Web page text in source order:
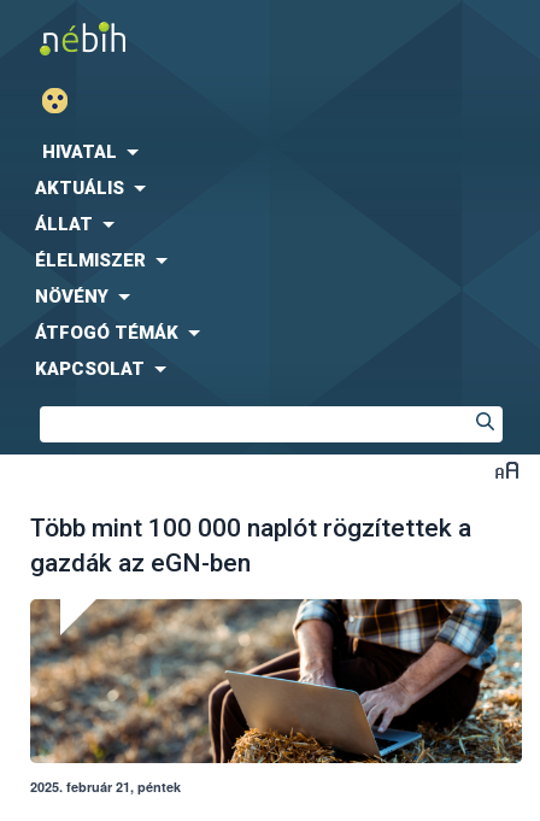
HIVATAL
AKTUÁLIS
ÁLLAT
ÉLELMISZER
NÖVÉNY
ÁTFOGÓ TÉMÁK
KAPCSOLAT
Több mint 100 000 naplót rögzítettek a
gazdák az eGN-ben
2025. február 21, péntek